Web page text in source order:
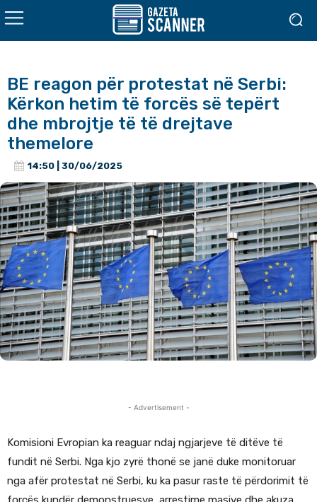
BE reagon për protestat në Serbi:
Kërkon hetim të forcës së tepërt
dhe mbrojtje të të drejtave
themelore
14:50 | 30/06/2025
- Advertisement -
Komisioni Evropian ka reaguar ndaj ngjarjeve të ditëve të
fundit në Serbi. Nga kjo zyrë thonë se janë duke monitoruar
nga afër protestat në Serbi, ku ka pasur raste të përdorimit të